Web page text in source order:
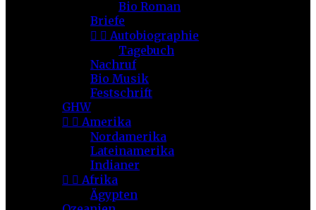
Bio Roman
Briefe
  Autobiographie
Tagebuch
Nachruf
Bio Musik
Festschrift
GHW
  Amerika
Nordamerika
Lateinamerika
Indianer
  Afrika
Ägypten